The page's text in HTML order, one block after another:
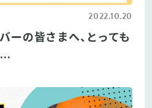
2022.10.20
ーの皆さまへ、とっても